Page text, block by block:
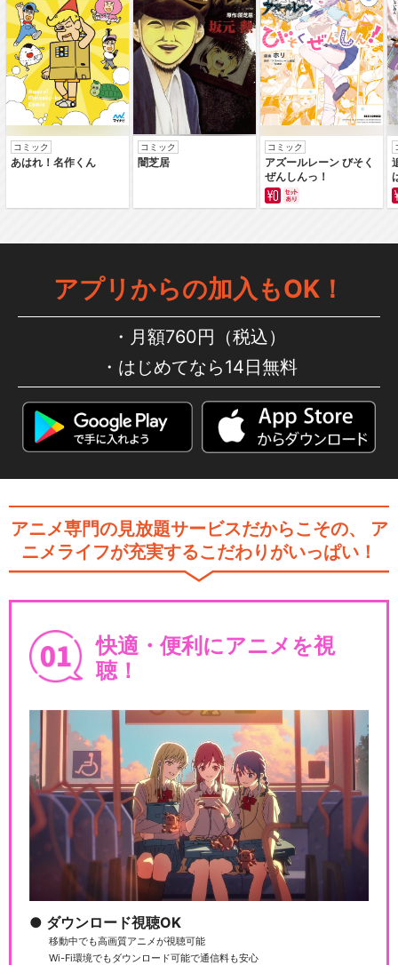
ハイパープロジェクション演
劇「ハイキュー!!」…
ハイパープロジェクション演
劇「ハイキュー!!」…
ハイパープロジェクション演
ハイパープロジェクション演
劇「ハイキュー!!」…
ハイパープロジェクション演
ハイパープロジェクション演
劇「ハイキュー!!」…
ハイパープロジェクション演
コミック
あはれ！名作くん
コミック
闇芝居
コミック
アズールレーン びそく
ぜんしんっ！
アプリからの加入もOK！
月額760円（税込）
はじめてなら14日無料
アニメ専門の見放題サービスだからこその、
ア
ニメライフが充実するこだわりがいっぱい！
快適・便利にアニメを視
聴！
ダウンロード視聴OK
移動中でも高画質アニメが視聴可能
Wi-Fi環境でもダウンロード可能で通信料も安心